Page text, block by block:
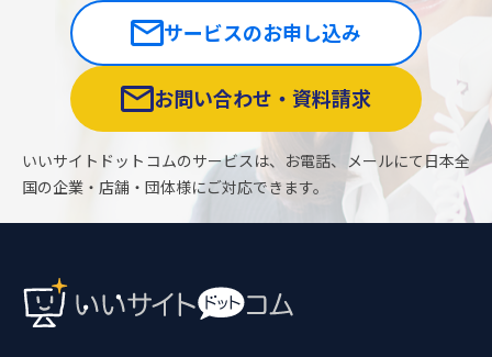
サービスのお申し込み
お問い合わせ・資料請求
いいサイトドットコムのサービスは、お電話、メールにて日本全
国の企業・店舗・団体様にご対応できます。